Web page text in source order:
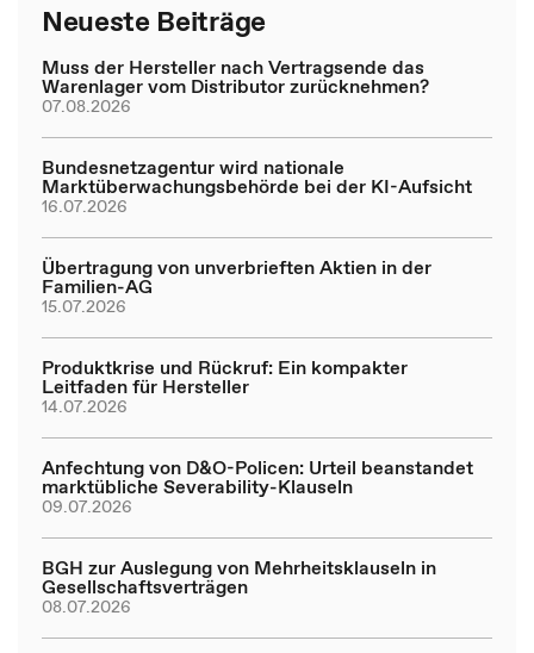
Neueste Beiträge
Muss der Hersteller nach Vertragsende das
Warenlager vom Distributor zurücknehmen?
07.08.2026
Bundesnetzagentur wird nationale
Marktüberwachungsbehörde bei der KI-Aufsicht
16.07.2026
Übertragung von unverbrieften Aktien in der
Familien-AG
15.07.2026
Produktkrise und Rückruf: Ein kompakter
Leitfaden für Hersteller
14.07.2026
Anfechtung von D&O-Policen: Urteil beanstandet
marktübliche Severability-Klauseln
09.07.2026
BGH zur Auslegung von Mehrheitsklauseln in
Gesellschaftsverträgen
08.07.2026